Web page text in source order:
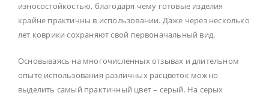
износостойкостью, благодаря чему готовые изделия
крайне практичны в использовании. Даже через несколько
лет коврики сохраняют свой первоначальный вид.
Основываясь на многочисленных отзывах и длительном
опыте использования различных расцветок можно
выделить самый практичный цвет – серый. На серых